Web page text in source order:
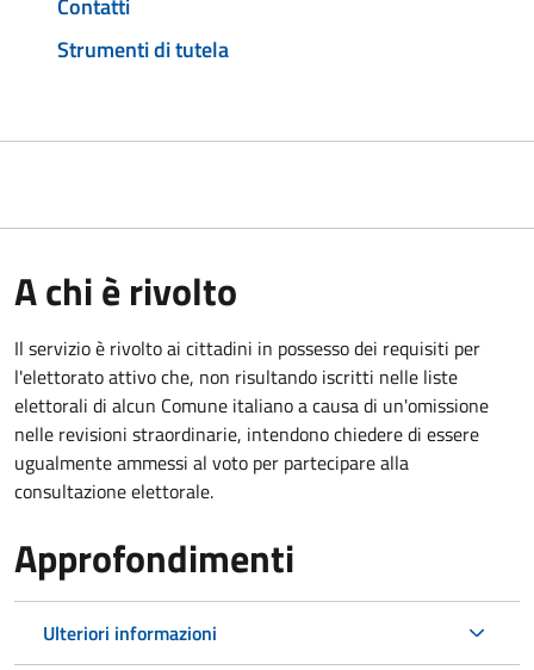
Contatti
Strumenti di tutela
A chi è rivolto
Il servizio è rivolto ai cittadini in possesso dei requisiti per
l'elettorato attivo che, non risultando iscritti nelle liste
elettorali di alcun Comune italiano a causa di un'omissione
nelle revisioni straordinarie, intendono chiedere di essere
ugualmente ammessi al voto per partecipare alla
consultazione elettorale.
Approfondimenti
Ulteriori informazioni